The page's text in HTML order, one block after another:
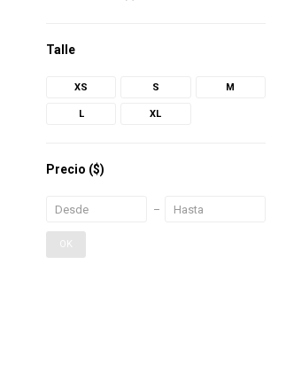
Talle
XS S M
L XL
Precio ($)
OK